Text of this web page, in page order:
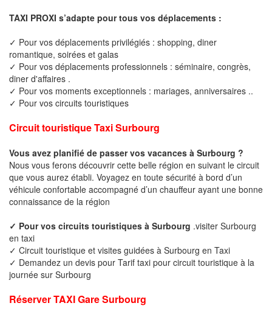
TAXI PROXI s’adapte pour tous vos déplacements :
✓ Pour vos déplacements privilégiés : shopping, diner
romantique, soirées et galas
✓ Pour vos déplacements professionnels : séminaire, congrès,
diner d'affaires .
✓ Pour vos moments exceptionnels : mariages, anniversaires ..
✓ Pour vos circuits touristiques
Circuit touristique Taxi Surbourg
Vous avez planifié de passer vos vacances à Surbourg ?
Nous vous ferons découvrir cette belle région en suivant le circuit
que vous aurez établi. Voyagez en toute sécurité à bord d’un
véhicule confortable accompagné d’un chauffeur ayant une bonne
connaissance de la région
✓ Pour vos circuits touristiques à Surbourg .visiter Surbourg
en taxi
✓ Circuit touristique et visites guidées à Surbourg en Taxi
✓ Demandez un devis pour Tarif taxi pour circuit touristique à la
journée sur Surbourg
Réserver TAXI Gare Surbourg